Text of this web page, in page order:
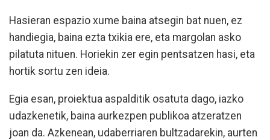
Hasieran espazio xume baina atsegin bat nuen, ez
handiegia, baina ezta txikia ere, eta margolan asko
pilatuta nituen. Horiekin zer egin pentsatzen hasi, eta
hortik sortu zen ideia.
Egia esan, proiektua aspalditik osatuta dago, iazko
udazkenetik, baina aurkezpen publikoa atzeratzen
joan da. Azkenean, udaberriaren bultzadarekin, aurten